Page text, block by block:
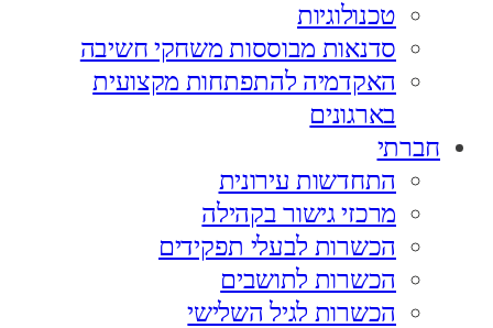
טכנולוגיות
סדנאות מבוססות משחקי חשיבה
האקדמיה להתפתחות מקצועית
בארגונים
חברתי
התחדשות עירונית
מרכזי גישור בקהילה
הכשרות לבעלי תפקידים
הכשרות לתושבים
הכשרות לגיל השלישי